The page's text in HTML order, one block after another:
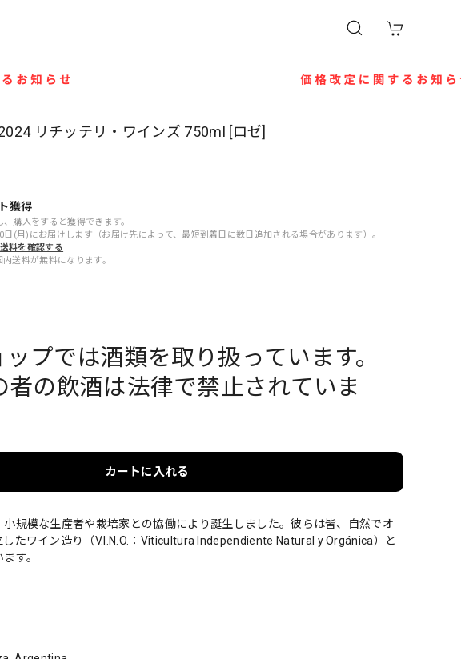
リチッテリ・ワインズ 750ml [ロゼ]
獲得
、購入をすると獲得できます。
(月)にお届けします（お届け先によって、最短到着日に数日追加される場合があります）。
送料を確認する
送料が無料になります。
プでは酒類を取り扱っています。
者の飲酒は法律で禁止されていま
カートに入れる
小規模な生産者や栽培家との協働により誕生しました。彼らは皆、自然でオ
たワイン造り（V.I.N.O.：Viticultura Independiente Natural y Orgánica）と
す。